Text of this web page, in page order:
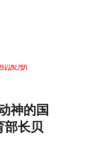
神的国
部长贝